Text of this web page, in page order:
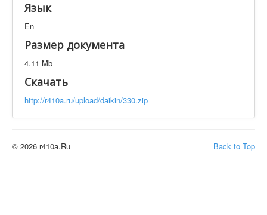
Производитель
Элементов на страницу
Язык
En
Размер документа
4.11 Mb
Скачать
http://r410a.ru/upload/daikin/330.zip
Back to Top
© 2026 r410a.Ru